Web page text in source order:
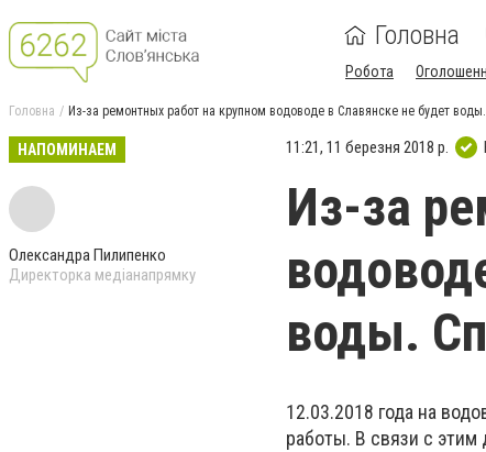
Головна
Робота
Головна Из-за ремонтных работ на крупном водоводе в Славянске не будет
НАПОМИНАЕМ
Олександра Пилипенко
Директорка медіанапрямку
11:21, 11 березня 2018 р.
Из-за
воды.
12.03.2018 года на
работы. В связи с этим